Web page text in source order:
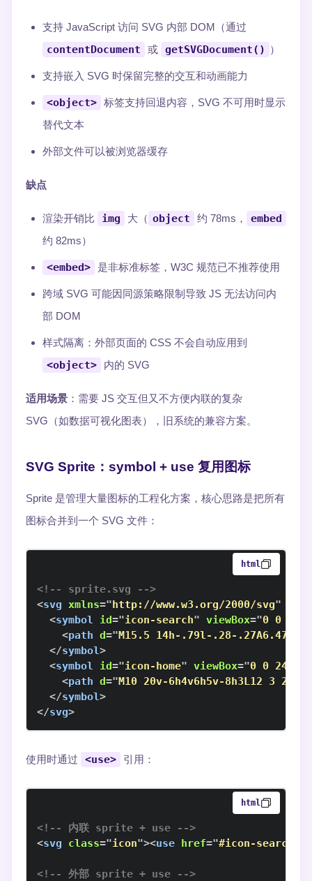
支持 JavaScript 访问 SVG 内部 DOM（通过
contentDocument 或 getSVGDocument() ）
支持嵌入 SVG 时保留完整的交互和动画能力
<object> 标签支持回退内容，SVG 不可用时显示
替代文本
外部文件可以被浏览器缓存
缺点
渲染开销比 img 大（ object 约 78ms， embed
约 82ms）
<embed> 是非标准标签，W3C 规范已不推荐使用
跨域 SVG 可能因同源策略限制导致 JS 无法访问内
部 DOM
样式隔离：外部页面的 CSS 不会自动应用到
<object> 内的 SVG
适用场景 ：需要 JS 交互但又不方便内联的复杂
SVG（如数据可视化图表），旧系统的兼容方案。
SVG Sprite：symbol + use 复用图标
Sprite 是管理大量图标的工程化方案，核心思路是把所有
图标合并到一个 SVG 文件：
html
<!-- sprite.svg -->
<svg xmlns="http://www.w3.org/2000/svg"
<symbol id="icon-search" viewBox="0 0 24
<path d="M15.5 14h-.79l-.28-.27A6.47
</symbol>
<symbol id="icon-home" viewBox="0 0 24 24
<path d="M10 20v-6h4v6h5v-8h3L12 3 2
</symbol>
</svg>
使用时通过 <use> 引用：
html
<!-- 内联 sprite + use -->
<svg class="icon"><use href="#icon-search
<!-- 外部 sprite + use -->